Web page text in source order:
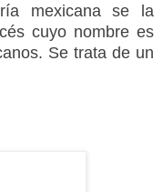
mexicana se la
cuyo nombre es
Se trata de un